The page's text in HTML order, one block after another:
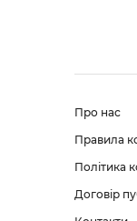
Про нас
Правила
Політика
Договір